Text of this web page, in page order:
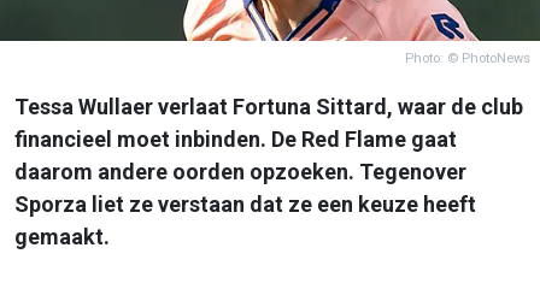
Photo: © PhotoNews
Tessa Wullaer verlaat Fortuna Sittard, waar de club
financieel moet inbinden. De Red Flame gaat
daarom andere oorden opzoeken. Tegenover
Sporza liet ze verstaan dat ze een keuze heeft
gemaakt.